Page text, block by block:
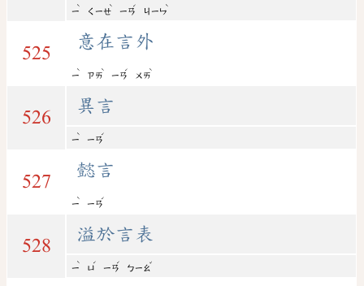
ㄧ
ˋ
ㄑㄧㄝ
ˋ
ㄧㄢ
ˊ
ㄐㄧㄣ
ˋ
525
意在言外
ㄧ
ˋ
ㄗㄞ
ˋ
ㄧㄢ
ˊ
ㄨㄞ
ˋ
526
異言
ㄧ
ˋ
ㄧㄢ
ˊ
527
懿言
ㄧ
ˋ
ㄧㄢ
ˊ
528
溢於言表
ㄧ
ˋ
ㄩ
ˊ
ㄧㄢ
ˊ
ㄅㄧㄠ
ˇ